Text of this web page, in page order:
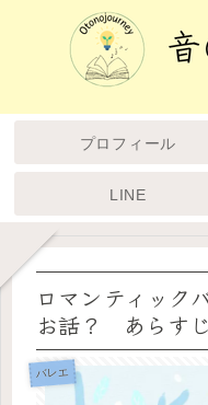
プロフィール
LINE
ロマンティック
お話？ あらす
バレエ